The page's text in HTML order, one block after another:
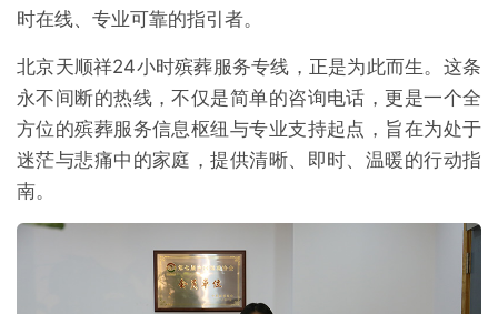
时在线、专业可靠的指引者。
北京天顺祥24小时殡葬服务专线，正是为此而生。这条
永不间断的热线，不仅是简单的咨询电话，更是一个全
方位的殡葬服务信息枢纽与专业支持起点，旨在为处于
迷茫与悲痛中的家庭，提供清晰、即时、温暖的行动指
南。